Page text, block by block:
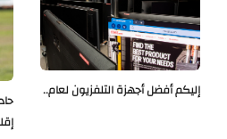
إليكم أفضل أجهزة التلفزيون لعام..